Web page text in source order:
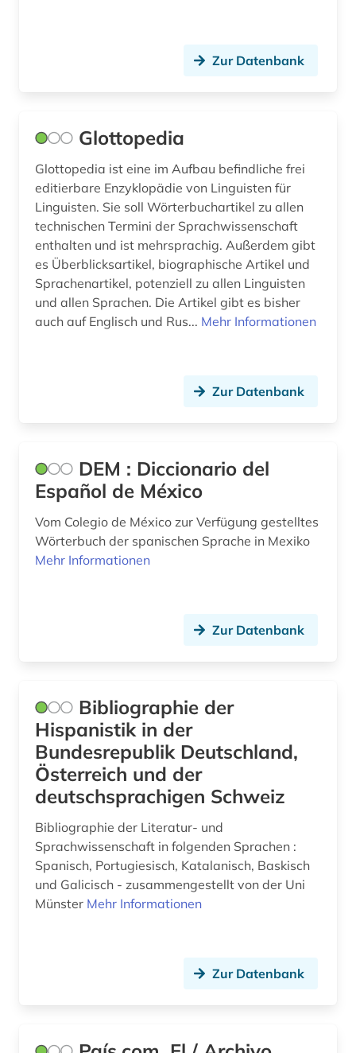
Zur Datenbank
Glottopedia
Glottopedia ist eine im Aufbau befindliche frei
editierbare Enzyklopädie von Linguisten für
Linguisten. Sie soll Wörterbuchartikel zu allen
technischen Termini der Sprachwissenschaft
enthalten und ist mehrsprachig. Außerdem gibt
es Überblicksartikel, biographische Artikel und
Sprachenartikel, potenziell zu allen Linguisten
und allen Sprachen. Die Artikel gibt es bisher
auch auf Englisch und Rus... Mehr Informationen
Zur Datenbank
DEM : Diccionario del
Español de México
Vom Colegio de México zur Verfügung gestelltes
Wörterbuch der spanischen Sprache in Mexiko
Mehr Informationen
Zur Datenbank
Bibliographie der
Hispanistik in der
Bundesrepublik Deutschland,
Österreich und der
deutschsprachigen Schweiz
Bibliographie der Literatur- und
Sprachwissenschaft in folgenden Sprachen :
Spanisch, Portugiesisch, Katalanisch, Baskisch
und Galicisch - zusammengestellt von der Uni
Münster Mehr Informationen
Zur Datenbank